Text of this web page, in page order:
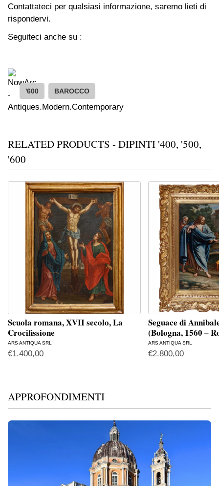
Contattateci per qualsiasi informazione, saremo lieti di
rispondervi.
Seguiteci anche su :
'600 BAROCCO
RELATED PRODUCTS - DIPINTI '400, '500,
'600
Scuola romana, XVII secolo, La
Crocifissione
ARS ANTIQUA SRL
€1.400,00
Seguace di
(Bologna, 1560 –
ARS ANTIQUA SRL
€2.800,00
APPROFONDIMENTI